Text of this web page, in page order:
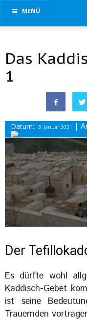
MENÜ
Das
1
Datum: 3. Januar 2021 |
Der
Es dürfte wohl
Kaddisch-Gebet
ist seine
Trauernden